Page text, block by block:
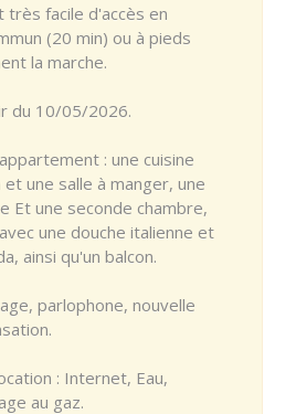
très facile d'accès en
(20 min) ou à pieds
la marche.
du 10/05/2026.
: une cuisine
une salle à manger, une
Et une seconde chambre,
une douche italienne et
ainsi qu'un balcon.
parlophone, nouvelle
: Internet, Eau,
au gaz.